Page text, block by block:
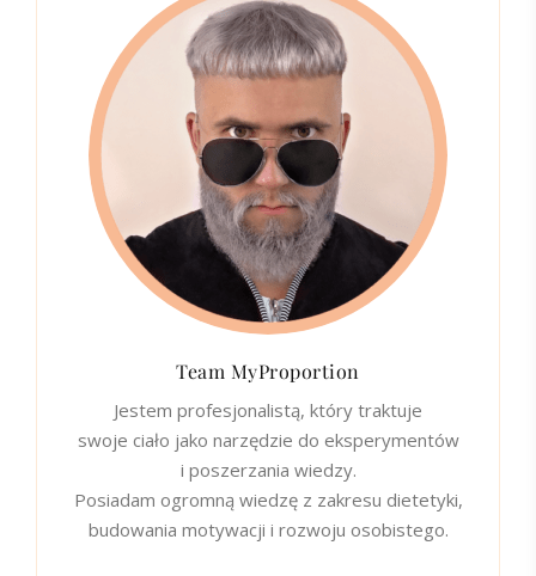
Team MyProportion
Jestem profesjonalistą, który traktuje
swoje ciało jako narzędzie do eksperymentów
i poszerzania wiedzy.
Posiadam ogromną wiedzę z zakresu dietetyki,
budowania motywacji i rozwoju osobistego.